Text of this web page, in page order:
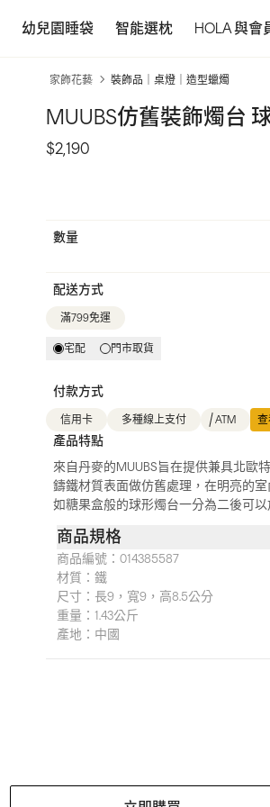
幼兒園睡袋 智能選枕 HOLA 與會
家飾花藝 裝飾品｜桌燈｜造型蠟燭
MUUBS仿舊裝飾燭台
$2,190
數量
配送方式
滿799免運
宅配 門市取貨
付款方式
信用卡 多種線上支付 ATM
產品特點
來自丹麥的MUUBS旨在提供兼具北歐
鑄鐵材質表面做仿舊處理，在明亮的
如糖果盒般的球形燭台一分為二後可
商品規格
商品編號： 014385587
材質： 鐵
尺寸： 長9，寬9，高8.5公分
重量： 1.43公斤
產地： 中國